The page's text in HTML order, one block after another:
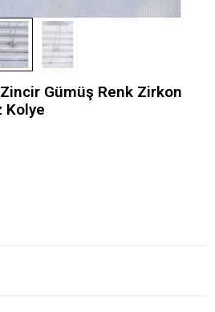
Gümüş Renk Zirkon
Kolye